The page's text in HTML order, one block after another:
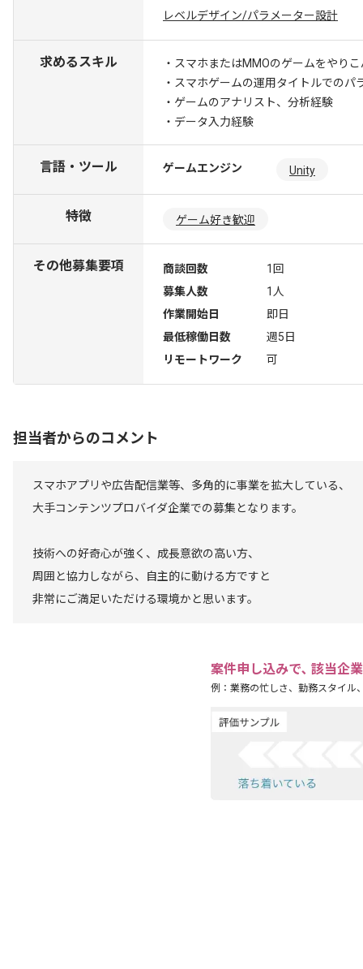
レベルデザイン/パラメーター設計
求めるスキル
・スマホまたはMMOのゲームをやり
・スマホゲームの運用タイトルでのパ
・ゲームのアナリスト、分析経験
・データ入力経験
言語・ツール ゲームエンジン Unity
特徴 ゲーム好き歓迎
その他募集要項 商談回数
1回
募集人数
1人
作業開始日
即日
最低稼働日数
週5日
リモートワーク
可
担当者からのコメント
スマホアプリや広告配信業等、多角的に事業を拡大している、
大手コンテンツプロバイダ企業での募集となります。
技術への好奇心が強く、成長意欲の高い方、
周囲と協力しながら、自主的に動ける方ですと
非常にご満足いただける環境かと思います。
案件申し込みで､ 該当企
例：業務の忙しさ、勤務スタイル